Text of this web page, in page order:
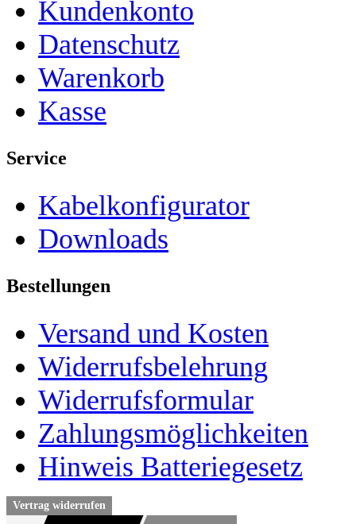
Kundenkonto
Datenschutz
Warenkorb
Kasse
Service
Kabelkonfigurator
Downloads
Bestellungen
Versand und Kosten
Widerrufsbelehrung
Widerrufsformular
Zahlungsmöglichkeiten
Hinweis Batteriegesetz
Vertrag widerrufen